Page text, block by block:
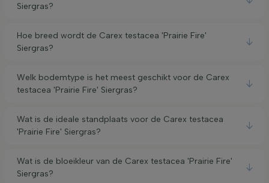
Siergras?
Hoe breed wordt de Carex testacea 'Prairie Fire'
Siergras?
Welk bodemtype is het meest geschikt voor de Carex
testacea 'Prairie Fire' Siergras?
Wat is de ideale standplaats voor de Carex testacea
'Prairie Fire' Siergras?
Wat is de bloeikleur van de Carex testacea 'Prairie Fire'
Siergras?